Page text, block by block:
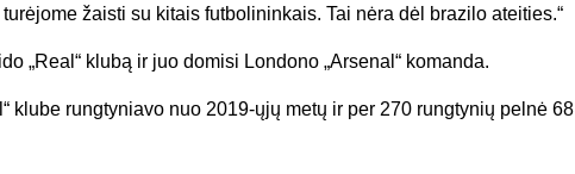
žaisti su kitais futbolininkais. Tai nėra dėl brazilo ateities.“
„Real“ klubą ir juo domisi Londono „Arsenal“ komanda.
klube rungtyniavo nuo 2019-ųjų metų ir per 270 rungtynių pelnė 68